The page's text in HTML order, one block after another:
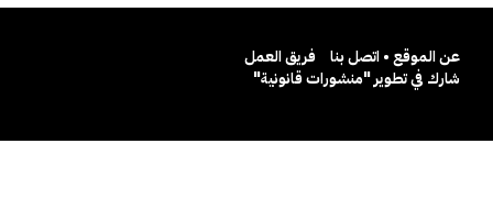
عن الموقع • اتصل بنا
فريق العمل
شارك في تطوير "منشورات قانونية"